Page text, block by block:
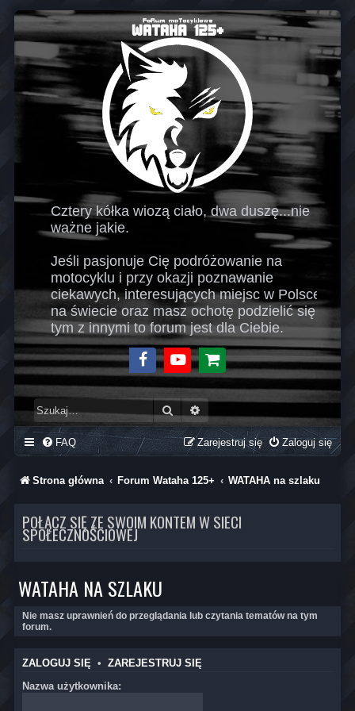
Cztery kółka wiozą ciało, dwa duszę...nie
ważne jakie.
Jeśli pasjonuje Cię podróżowanie na
motocyklu i przy okazji poznawanie
ciekawych, interesujących miejsc w Polsce i
na świecie oraz masz ochotę podzielić się
tym z innymi to forum jest dla Ciebie.
FacebookYoutubeSklep
Szukaj
FAQ Zaloguj się
Zarejestruj się
Strona główna Forum Wataha 125+ WATAHA na szlaku
POŁĄCZ SIĘ ZE SWOIM KONTEM W SIECI
SPOŁECZNOŚCIOWEJ
WATAHA NA SZLAKU
Nie masz uprawnień do przeglądania lub czytania tematów na tym
forum.
ZALOGUJ SIĘ • ZAREJESTRUJ SIĘ
Nazwa użytkownika: